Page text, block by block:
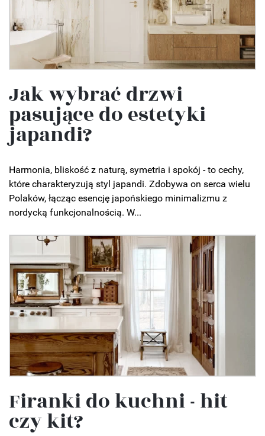
Jak wybrać drzwi
pasujące do estetyki
japandi?
Harmonia, bliskość z naturą, symetria i spokój - to cechy,
które charakteryzują styl japandi. Zdobywa on serca wielu
Polaków, łącząc esencję japońskiego minimalizmu z
nordycką funkcjonalnością. W...
Firanki do kuchni - hit
czy kit?